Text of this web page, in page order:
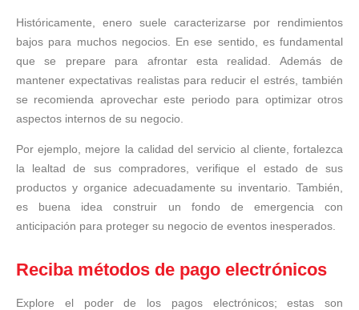
Históricamente, enero suele caracterizarse por rendimientos
bajos para muchos negocios. En ese sentido, es fundamental
que se prepare para afrontar esta realidad. Además de
mantener expectativas realistas para reducir el estrés, también
se recomienda aprovechar este periodo para optimizar otros
aspectos internos de su negocio.
Por ejemplo, mejore la calidad del servicio al cliente, fortalezca
la lealtad de sus compradores, verifique el estado de sus
productos y organice adecuadamente su inventario. También,
es buena idea construir un fondo de emergencia con
anticipación para proteger su negocio de eventos inesperados.
Reciba métodos de pago electrónicos
Explore el poder de los pagos electrónicos; estas son